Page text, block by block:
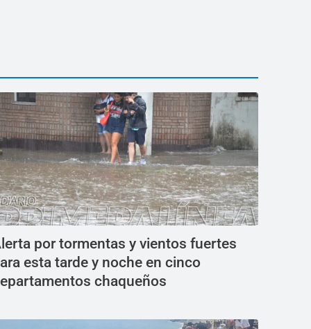
por tormentas y vientos fuertes
esta tarde y noche en cinco
chaqueños